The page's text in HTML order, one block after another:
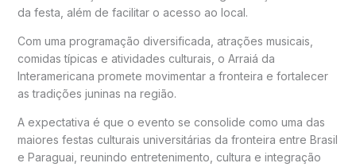
da festa, além de facilitar o acesso ao local.
Com uma programação diversificada, atrações musicais,
comidas típicas e atividades culturais, o Arraiá da
Interamericana promete movimentar a fronteira e fortalecer
as tradições juninas na região.
A expectativa é que o evento se consolide como uma das
maiores festas culturais universitárias da fronteira entre Brasil
e Paraguai, reunindo entretenimento, cultura e integração